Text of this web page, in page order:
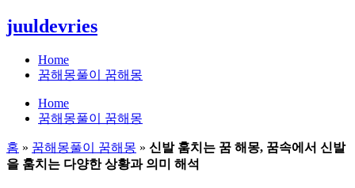
콘
텐
juuldevries
Home
꿈해몽풀이 꿈해몽
Home
꿈해몽풀이 꿈해몽
홈 » 꿈해몽풀이 꿈해몽 » 신발 훔치는 꿈 해몽, 꿈속에서 신발
을 훔치는 다양한 상황과 의미 해석